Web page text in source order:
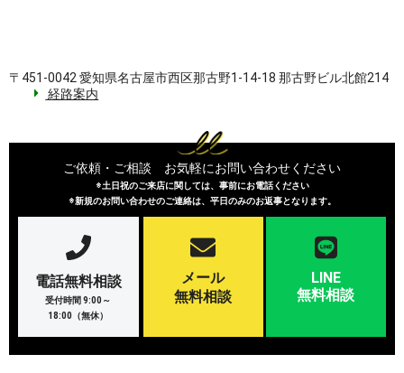
〒451-0042 愛知県名古屋市西区那古野1-14-18 那古野ビル北館214
経路案内
ご依頼・ご相談 お気軽にお問い合わせください
※土日祝のご来店に関しては、事前にお電話ください
※新規のお問い合わせのご連絡は、平日のみのお返事となります。
電話無料相談
受付時間 9:00～
18:00（無休）
メール
無料相談
LINE
無料相談